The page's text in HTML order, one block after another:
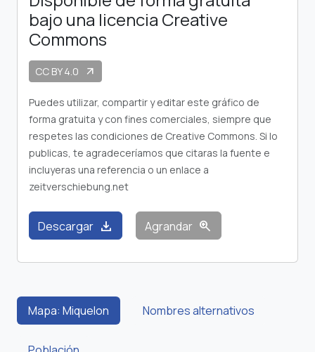
bajo una licencia Creative
Commons
CC BY 4.0 arrow_outward
Puedes utilizar, compartir y editar este gráfico de
forma gratuita y con fines comerciales, siempre que
respetes las condiciones de Creative Commons. Si lo
publicas, te agradeceríamos que citaras la fuente e
incluyeras una referencia o un enlace a
zeitverschiebung.net
Descargar download Agrandar zoom_in
Mapa: Miquelon Nombres alternativos